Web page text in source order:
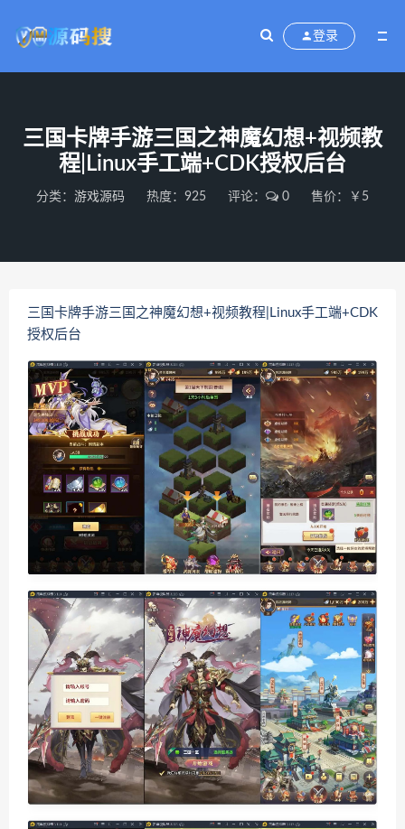
登录
三国卡牌手游三国之神魔幻想+视频教
程|Linux手工端+CDK授权后台
分类： 游戏源码 热度：925 评论： 0 售价：￥5
三国卡牌手游三国之神魔幻想+视频教程|Linux手工端+CDK
授权后台